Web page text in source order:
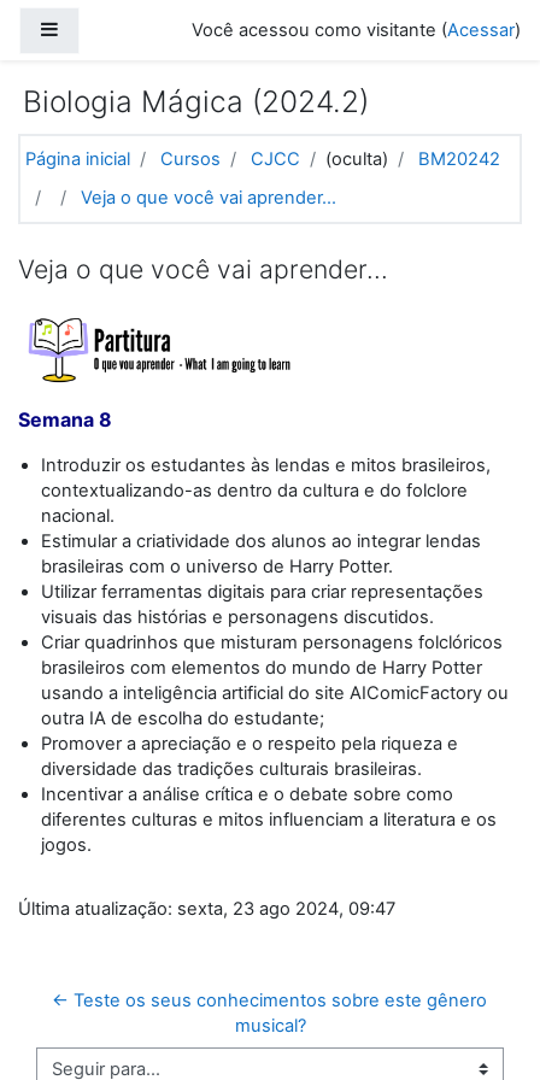
Você acessou como visitante (Acessar)
Biologia Mágica (2024.2)
Página inicial Cursos CJCC (oculta)
BM20242
Veja o que você vai aprender...
Veja o que você vai aprender...
Semana 8
Introduzir os estudantes às lendas e mitos brasileiros,
contextualizando-as dentro da cultura e do folclore
nacional.
Estimular a criatividade dos alunos ao integrar lendas
brasileiras com o universo de Harry Potter.
Utilizar ferramentas digitais para criar representações
visuais das histórias e personagens discutidos.
Criar quadrinhos que misturam personagens folclóricos
brasileiros com elementos do mundo de Harry Potter
usando a inteligência artificial do site AIComicFactory ou
outra IA de escolha do estudante;
Promover a apreciação e o respeito pela riqueza e
diversidade das tradições culturais brasileiras.
Incentivar a análise crítica e o debate sobre como
diferentes culturas e mitos influenciam a literatura e os
jogos.
Última atualização: sexta, 23 ago 2024, 09:47
← Teste os seus conhecimentos sobre este gênero
musical?